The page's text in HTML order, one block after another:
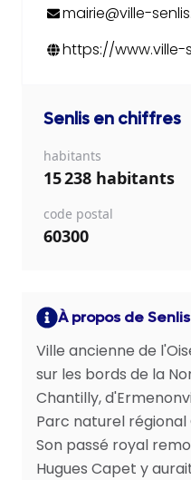
mairie@ville-
https://www.ville-
Senlis en chiffres
habitants
15 238 habitants
code postal
60300
À propos de Senlis
Ville ancienne de
sur les bords de la
Chantilly,
Parc naturel régional
Son passé royal
Hugues Capet y